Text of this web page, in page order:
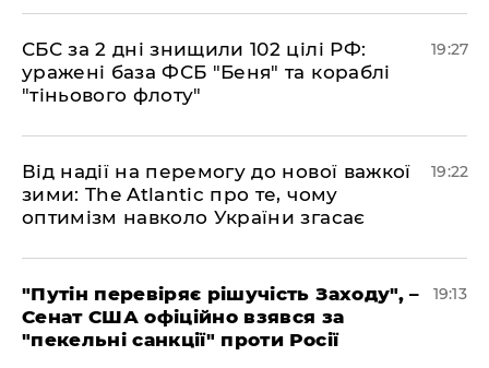
​СБС за 2 дні знищили 102 цілі РФ:
уражені база ФСБ "Беня" та кораблі
"тіньового флоту"
19:27
​Від надії на перемогу до нової важкої
зими: The Atlantic про те, чому
оптимізм навколо України згасає
19:22
​"Путін перевіряє рішучість Заходу", –
Сенат США офіційно взявся за
"пекельні санкції" проти Росії
19:13